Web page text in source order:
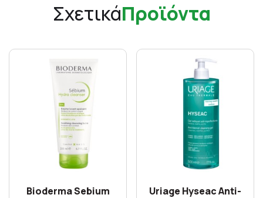
ΣχετικάΠροϊόντα
Bioderma Sebium
Uriage Hyseac Anti-